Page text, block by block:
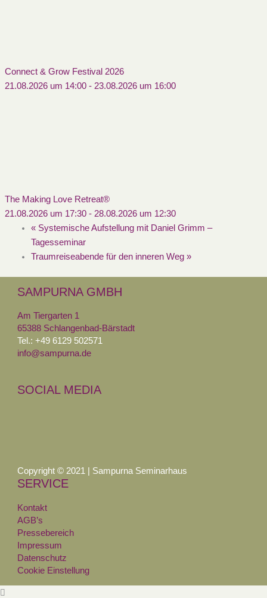
Connect & Grow Festival 2026
21.08.2026 um 14:00- 23.08.2026 um 16:00
The Making Love Retreat®
21.08.2026 um 17:30- 28.08.2026 um 12:30
«Systemische Aufstellung mit Daniel Grimm –
Tagesseminar
Traumreiseabende für den inneren Weg »
SAMPURNA GMBH
Am Tiergarten 1
65388 Schlangenbad-Bärstadt
Tel.: +49 6129 502571
info@sampurna.de
SOCIAL MEDIA
Copyright © 2021 | Sampurna Seminarhaus
SERVICE
Kontakt
AGB’s
Pressebereich
Impressum
Datenschutz
Cookie Einstellung